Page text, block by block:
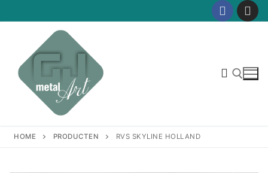
naar
HOME PRODUCTEN RVS SKYLINE HOLLAND